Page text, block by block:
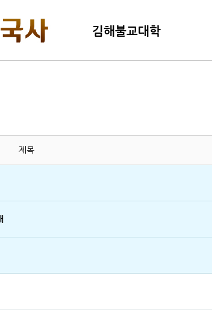
김해불교대학
제목